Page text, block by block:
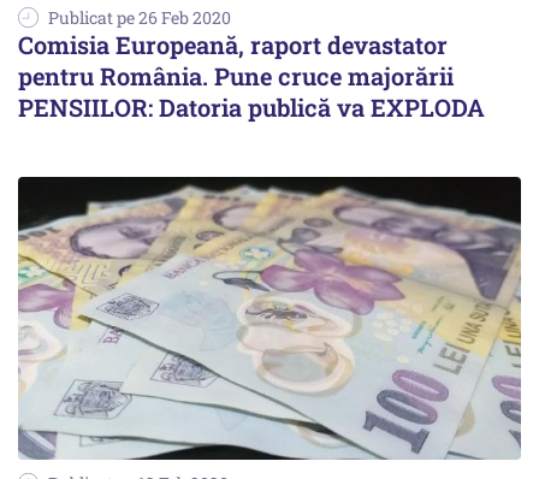
Publicat pe 26 Feb 2020
Comisia Europeană, raport devastator
pentru România. Pune cruce majorării
PENSIILOR: Datoria publică va EXPLODA